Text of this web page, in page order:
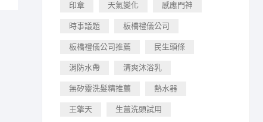
印章 天氣變化 感應門神
時事議題 板橋禮儀公司
板橋禮儀公司推薦 民生頭條
消防水帶 清爽沐浴乳
無矽靈洗髮精推薦 熱水器
王擎天 生薑洗頭試用